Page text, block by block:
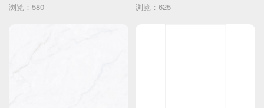
浏览：580 浏览：625